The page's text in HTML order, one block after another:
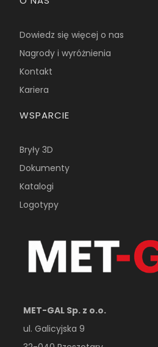
Dowiedz się więcej o nas
Nagrody i wyróżnienia
Kontakt
Kariera
WSPARCIE
Bryły 3D
Dokumenty
Katalogi
Logotypy
MET-GAL Sp. z o.o.
ul. Galicyjska 9